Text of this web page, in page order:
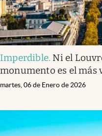
Imperdible. Ni el
monumento es el más
martes, 06 de Enero de 2026